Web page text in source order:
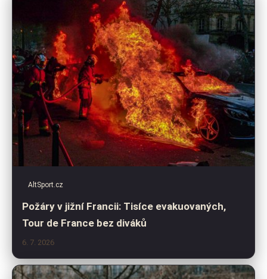
AltSport.cz
Požáry v jižní Francii: Tisíce evakuovaných,
Tour de France bez diváků
6. 7. 2026